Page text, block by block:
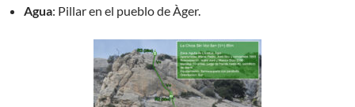
Agua: Pillar en el pueblo de Àger.